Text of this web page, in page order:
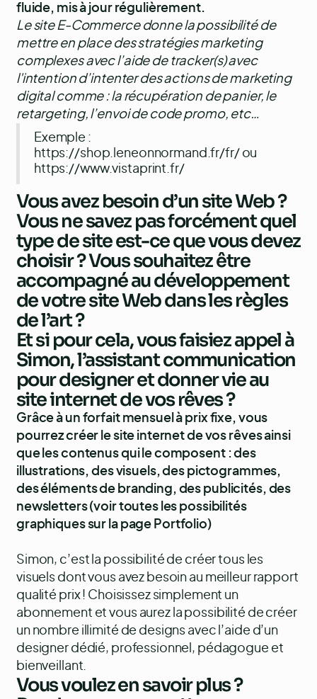
fluide, mis à jour régulièrement.
Le site E-Commerce donne la possibilité de
mettre en place des stratégies marketing
complexes avec l’aide de tracker(s) avec
l'intention d’intenter des actions de marketing
digital comme : la récupération de panier, le
retargeting, l’envoi de code promo, etc…
Exemple :
https://shop.leneonnormand.fr/fr/ou
https://www.vistaprint.fr/
Vous avez besoin d’un site Web ?
Vous ne savez pas forcément quel
type de site est-ce que vous devez
choisir ? Vous souhaitez être
accompagné au développement
de votre site Web dans les règles
de l’art ?
Et si pour cela, vous faisiez appel à
Simon, l’assistant communication
pour designer et donner vie au
site internet de vos rêves ?
Grâce à un forfait mensuel à prix fixe, vous
pourrez créer le site internet de vos rêves ainsi
que les contenus qui le composent : des
illustrations, des visuels, des pictogrammes,
des éléments de branding, des publicités, des
newsletters (voir toutes les possibilités
graphiquessur la page Portfolio)
Simon, c’est la possibilité de créer tous les
visuels dont vous avez besoin au meilleur rapport
qualité prix ! Choisissez simplement un
abonnement et vous aurez la possibilité de créer
un nombre illimité de designs avec l’aide d’un
designer dédié, professionnel, pédagogue et
bienveillant.
Vous voulez en savoir plus ?